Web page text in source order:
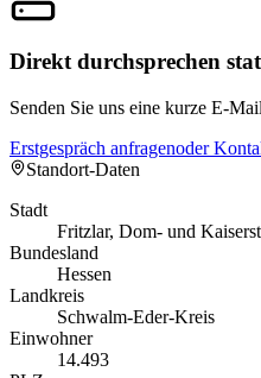
Direkt durchsprechen
Senden Sie uns eine kurze E-
Erstgespräch anfragenoder
Standort-Daten
Stadt
Fritzlar, Dom- und
Bundesland
Hessen
Landkreis
Schwalm-Eder-Kreis
Einwohner
14.493